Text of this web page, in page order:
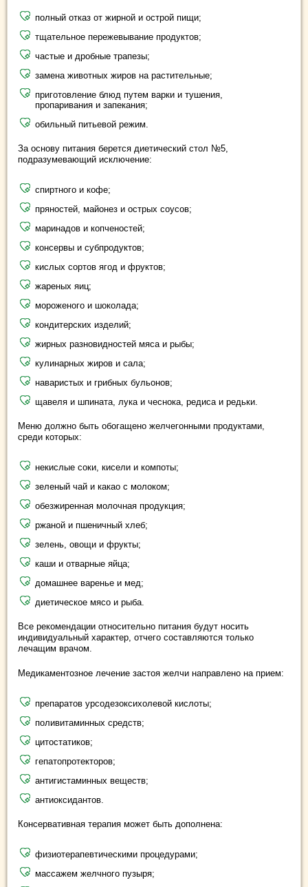
полный отказ от жирной и острой пищи;
тщательное пережевывание продуктов;
частые и дробные трапезы;
замена животных жиров на растительные;
приготовление блюд путем варки и тушения,
пропаривания и запекания;
обильный питьевой режим.
За основу питания берется диетический стол №5,
подразумевающий исключение:
спиртного и кофе;
пряностей, майонез и острых соусов;
маринадов и копченостей;
консервы и субпродуктов;
кислых сортов ягод и фруктов;
жареных яиц;
мороженого и шоколада;
кондитерских изделий;
жирных разновидностей мяса и рыбы;
кулинарных жиров и сала;
наваристых и грибных бульонов;
щавеля и шпината, лука и чеснока, редиса и редьки.
Меню должно быть обогащено желчегонными продуктами,
среди которых:
некислые соки, кисели и компоты;
зеленый чай и какао с молоком;
обезжиренная молочная продукция;
ржаной и пшеничный хлеб;
зелень, овощи и фрукты;
каши и отварные яйца;
домашнее варенье и мед;
диетическое мясо и рыба.
Все рекомендации относительно питания будут носить
индивидуальный характер, отчего составляются только
лечащим врачом.
Медикаментозное лечение застоя желчи направлено на прием:
препаратов урсодезоксихолевой кислоты;
поливитаминных средств;
цитостатиков;
гепатопротекторов;
антигистаминных веществ;
антиоксидантов.
Консервативная терапия может быть дополнена:
физиотерапевтическими процедурами;
массажем желчного пузыря;